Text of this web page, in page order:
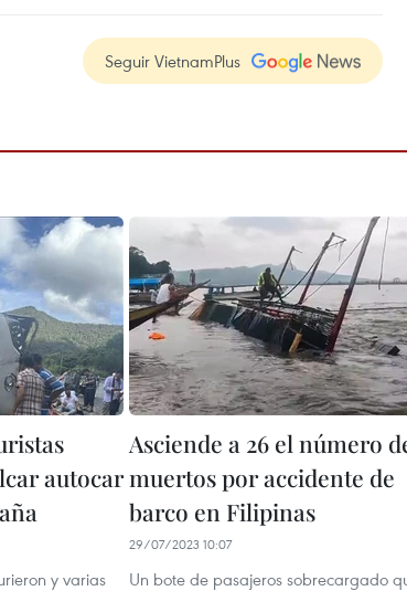
Seguir VietnamPlus
autocar
y varias
Asciende a 26 el número
muertos por accidente de
barco en Filipinas
29/07/2023 10:07
Un bote de pasajeros sobrecargado